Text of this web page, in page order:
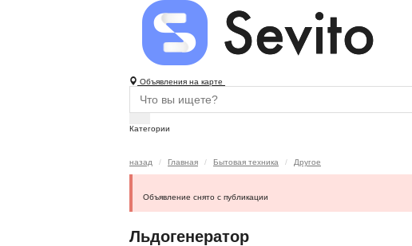
Объявления на карте
Категории
назад Главная Бытовая техника Другое
Объявление снято с публикации
Льдогенератор